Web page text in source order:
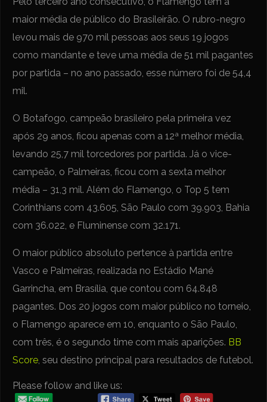
maior média de público do Brasileirão. O rubro-negro
levou mais de 970 mil pessoas aos seus 19 jogos
como mandante e teve uma média de 51 mil pagantes
por partida – no ano passado, esse número foi de 54,4
mil.
O Botafogo, campeão brasileiro pela primeira vez
após 29 anos, ficou apenas com a 12ª melhor média,
levando 25,7 mil torcedores por partida. Já o vice-
campeão, o Palmeiras, ficou com a sexta melhor
média – 31,3 mil. Além do Flamengo, o Top 5 tem
Corinthians com 43.605, São Paulo com 39.903, Bahia
com 36.022, e Fluminense com 32.171.
O maior público absoluto pertence à partida entre
Vasco e Palmeiras, realizada no Estádio Mané
Garrincha, em Brasília, que contou com 64.848
pagantes. Dos 20 jogos com maior público no torneio,
o Flamengo aparece em 10, enquanto o São Paulo,
com três, é o segundo time com mais aparições. BB
Score , seu destino principal para resultados de futebol.
Please follow and like us: